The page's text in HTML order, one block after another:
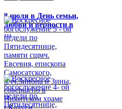
8 июля в День семьи,
любви и верности в
…